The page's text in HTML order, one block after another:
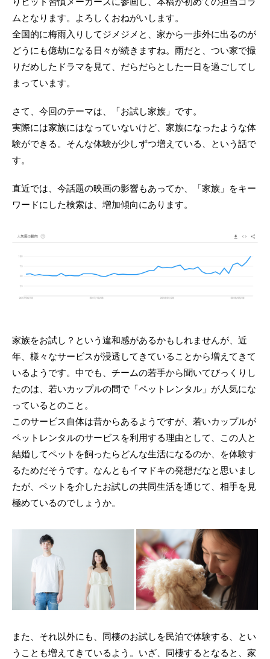
ムとなります。よろしくおねがいします。
全国的に梅雨入りしてジメジメと、家から一歩外に出るのが
どうにも億劫になる日々が続きますね。雨だと、つい家で撮
りだめしたドラマを見て、だらだらとした一日を過ごしてし
まっています。
さて、今回のテーマは、「お試し家族」です。
実際には家族にはなっていないけど、家族になったような体
験ができる。そんな体験が少しずつ増えている、という話で
す。
直近では、今話題の映画の影響もあってか、「家族」をキー
ワードにした検索は、増加傾向にあります。
家族をお試し？という違和感があるかもしれませんが、近
年、様々なサービスが浸透してきていることから増えてきて
いるようです。中でも、チームの若手から聞いてびっくりし
たのは、若いカップルの間で「ペットレンタル」が人気にな
っているとのこと。
このサービス自体は昔からあるようですが、若いカップルが
ペットレンタルのサービスを利用する理由として、この人と
結婚してペットを飼ったらどんな生活になるのか、を体験す
るためだそうです。なんともイマドキの発想だなと思いまし
たが、ペットを介したお試しの共同生活を通じて、相手を見
極めているのでしょうか。
また、それ以外にも、同棲のお試しを民泊で体験する、とい
うことも増えてきているよう。いざ、同棲するとなると、家